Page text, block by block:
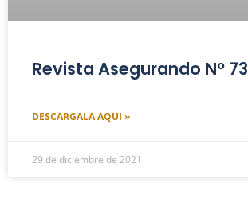
Revista Asegurando Nº 73
DESCARGALA AQUI »
29 de diciembre de 2021